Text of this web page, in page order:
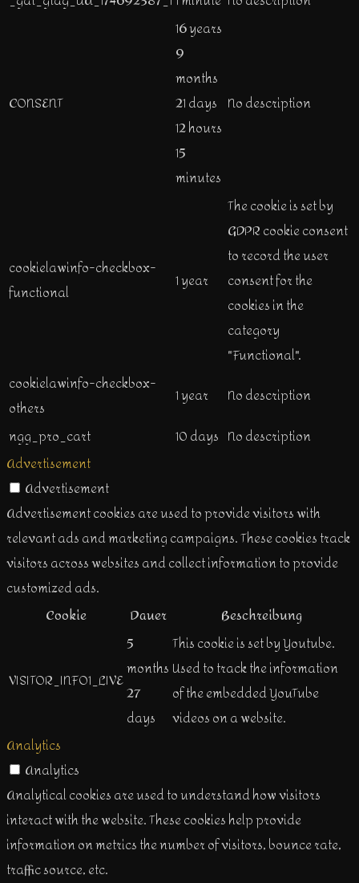
CONSENT
16 years
9
months
21 days
12 hours
15
minutes
No description
cookielawinfo-checkbox-
functional
1 year
The cookie is set by
GDPR cookie consent
to record the user
consent for the
cookies in the
category
"Functional".
cookielawinfo-checkbox-
others
1 year
No description
ngg_pro_cart
10 days No description
Advertisement
Advertisement
Advertisement cookies are used to provide visitors with
relevant ads and marketing campaigns. These cookies track
visitors across websites and collect information to provide
customized ads.
Cookie
Dauer Beschreibung
VISITOR_INFO1_LIVE
5
months
27
days
This cookie is set by Youtube.
Used to track the information
of the embedded YouTube
videos on a website.
Analytics
Analytics
Analytical cookies are used to understand how visitors
interact with the website. These cookies help provide
information on metrics the number of visitors, bounce rate,
traffic source, etc.